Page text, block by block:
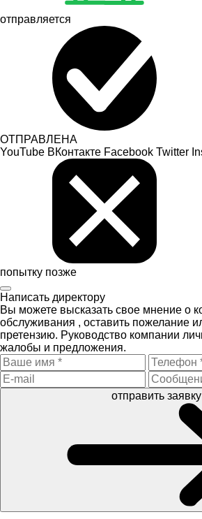
отправляется
ОТПРАВЛЕНА
YouTube ВКонтакте Facebook Twitter
попытку позже
Написать директору
Вы можете высказать свое мнение о
обслуживания , оставить пожелание
претензию. Руководство компании
жалобы и предложения.
отправить заявку